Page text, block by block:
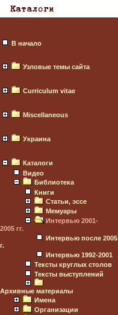
В начало
Узловые темы сайта
Curriculum vitae
Miscellaneous
Украина
Каталоги
Видео
Библиотека
Книги
Статьи, эссе
Мемуары
Интервью 2001-
2005 гг.
Интервью после 2005
г.
Интервью 1992-2001
Тексты круглых столов
Тексты выступлений
Архивные материалы
Имена
Организации